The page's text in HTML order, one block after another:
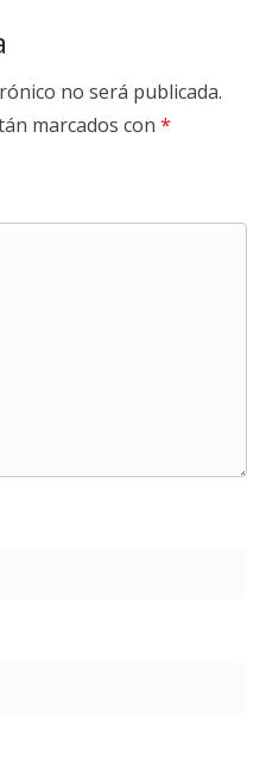
no será publicada.
marcados con *